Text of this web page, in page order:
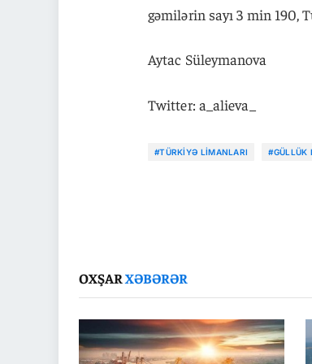
gəmilərin sayı 3 min 190,
Aytac Süleymanova
Twitter: a_alieva_
#TÜRKIYƏ LIMANLARI #GÜLLÜK
OXŞARXƏBƏRƏR